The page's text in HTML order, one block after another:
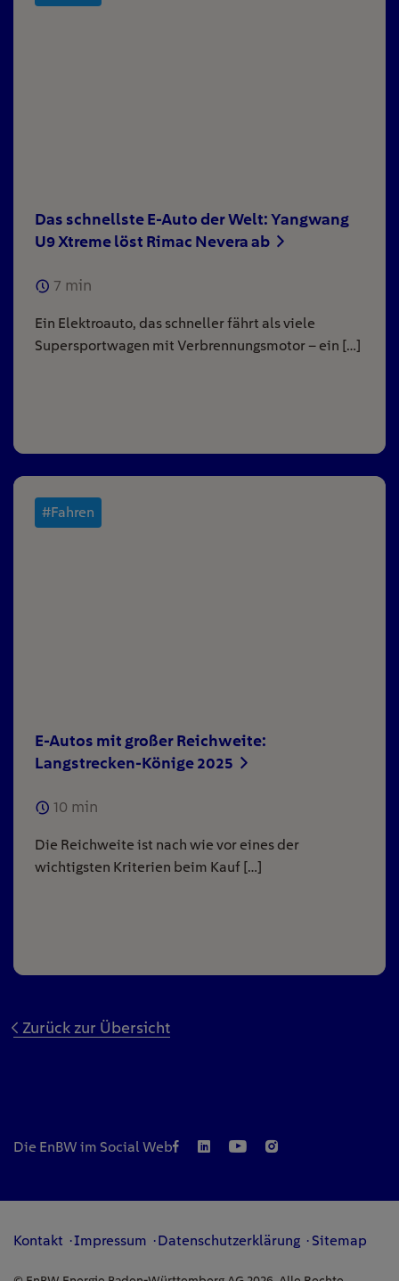
Das schnellste E-Auto der Welt: Yangwang
U9 Xtreme löst Rimac Nevera ab
7 min
Ein Elektroauto, das schneller fährt als viele
Supersportwagen mit Verbrennungsmotor – ein […]
#Fahren
E-Autos mit großer Reichweite:
Langstrecken-Könige 2025
10 min
Die Reichweite ist nach wie vor eines der
wichtigsten Kriterien beim Kauf […]
Zurück zur Übersicht
Die EnBW im Social Web
Kontakt Impressum Datenschutzerklärung Sitemap